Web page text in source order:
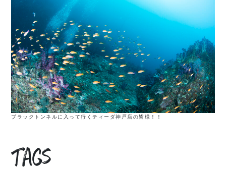
ブラックトンネルに入って行くティーダ神戸店の皆様！！
Tags